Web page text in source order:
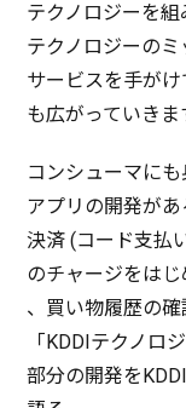
テクノロジーを組
テクノロジーのミ
サービスを手が
も広がっていきま
コンシューマにも
アプリ の開発があ
決済 (コード支払
のチャージをはじ
、買い物履歴の確
「KDDI テクノロ
部分の開発を